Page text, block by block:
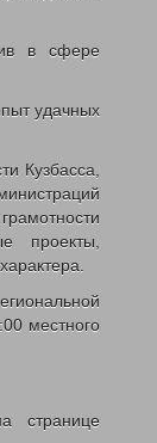
в сфере
удачных
Кузбасса,
проекты,
местного
странице